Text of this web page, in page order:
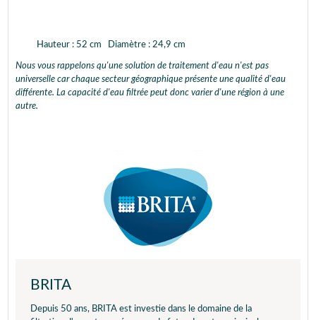
Hauteur : 52 cm Diamètre : 24,9 cm
Nous vous rappelons qu'une solution de traitement d'eau n'est pas
universelle car chaque secteur géographique présente une qualité d'eau
différente. La capacité d'eau filtrée peut donc varier d'une région à une
autre.
BRITA
Depuis 50 ans, BRITA est investie dans le domaine de la